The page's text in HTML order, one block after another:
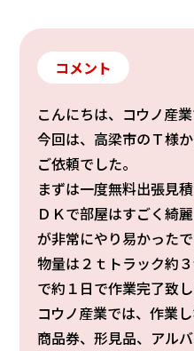
コメント
こんにちは、コウノ産業
今回は、高梁市のＴ様
ご依頼でした。
まずは一度無料出張見
ＤＫで部屋はすごく綺
が非常にやり易かったで
物量は２ｔトラック約
で約１日で作業完了致し
コウノ産業では、作業
商品券、形見品、アル